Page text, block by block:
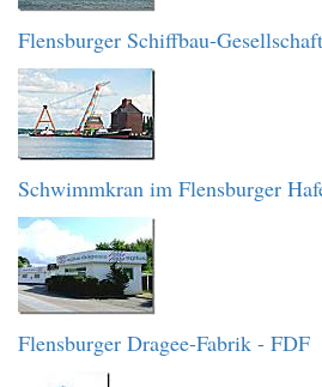
Flensburger Schiffbau-
Schwimmkran im Flensburger
Flensburger Dragee-Fabrik - FDF